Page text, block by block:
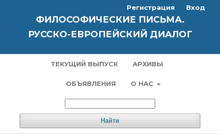
ФИЛОСОФИЧЕСКИЕ ПИСЬМА.
РУССКО-ЕВРОПЕЙСКИЙ ДИАЛОГ
ТЕКУЩИЙ ВЫПУСК АРХИВЫ
ОБЪЯВЛЕНИЯ О НАС
Найти
Регистрация Вход